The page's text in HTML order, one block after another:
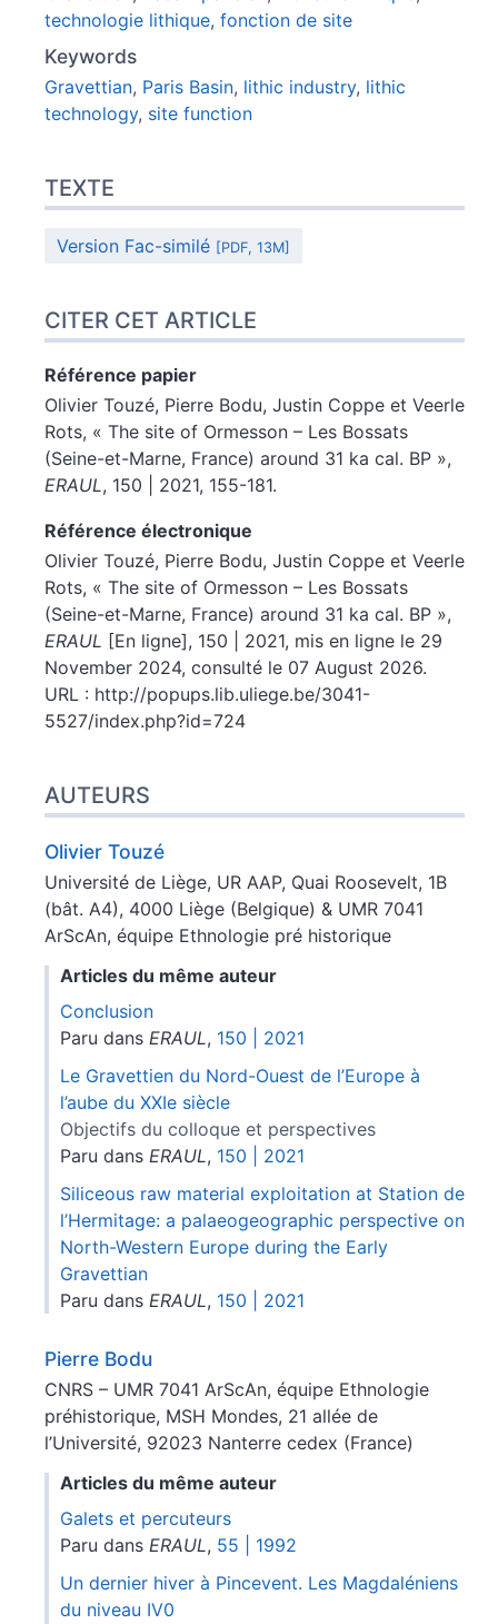
technologie lithique, fonction de site
Keywords
Gravettian, Paris Basin, lithic industry, lithic
technology, site function
TEXTE
Version Fac-similé [PDF, 13M]
CITER CET ARTICLE
Référence papier
Olivier Touzé, Pierre Bodu, Justin Coppe et Veerle
Rots, « The site of Ormesson – Les Bossats
(Seine-et-Marne, France) around 31 ka cal. BP »,
ERAUL, 150 | 2021, 155-181.
Référence électronique
Olivier Touzé, Pierre Bodu, Justin Coppe et Veerle
Rots, « The site of Ormesson – Les Bossats
(Seine-et-Marne, France) around 31 ka cal. BP »,
ERAUL [En ligne], 150 | 2021, mis en ligne le 29
November 2024, consulté le 07 August 2026.
URL : http://popups.lib.uliege.be/3041-
5527/index.php?id=724
AUTEURS
Olivier Touzé
Université de Liège, UR AAP, Quai Roosevelt, 1B
(bât. A4), 4000 Liège (Belgique) & UMR 7041
ArScAn, équipe Ethnologie pré historique
Articles du même auteur
Conclusion
Paru dans ERAUL, 150 | 2021
Le Gravettien du Nord-Ouest de l’Europe à
l’aube du XXIe siècle
Objectifs du colloque et perspectives
Paru dans ERAUL, 150 | 2021
Siliceous raw material exploitation at Station de
l’Hermitage: a palaeogeographic perspective on
North-Western Europe during the Early
Gravettian
Paru dans ERAUL, 150 | 2021
Pierre Bodu
CNRS – UMR 7041 ArScAn, équipe Ethnologie
préhistorique, MSH Mondes, 21 allée de
l’Université, 92023 Nanterre cedex (France)
Articles du même auteur
Galets et percuteurs
Paru dans ERAUL, 55 | 1992
Un dernier hiver à Pincevent. Les Magdaléniens
du niveau IV0